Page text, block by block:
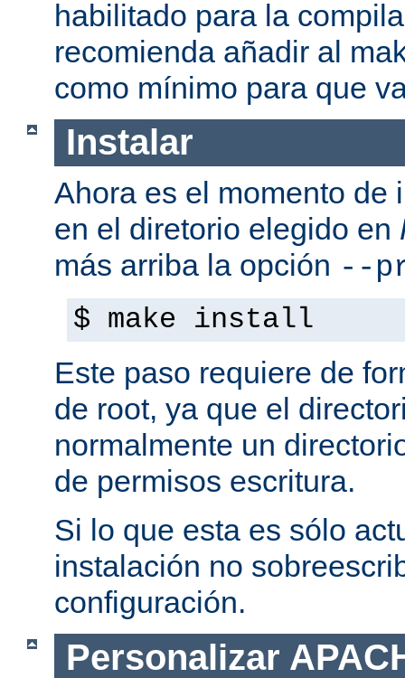
habilitado para la
recomienda añadir al
como mínimo para que
Instalar
Ahora es el momento de
en el diretorio elegido en
más arriba la opción --
$ make install
Este paso requiere de
de root, ya que el
normalmente un
de permisos escritura.
Si lo que esta es sólo
instalación no
configuración.
Personalizar